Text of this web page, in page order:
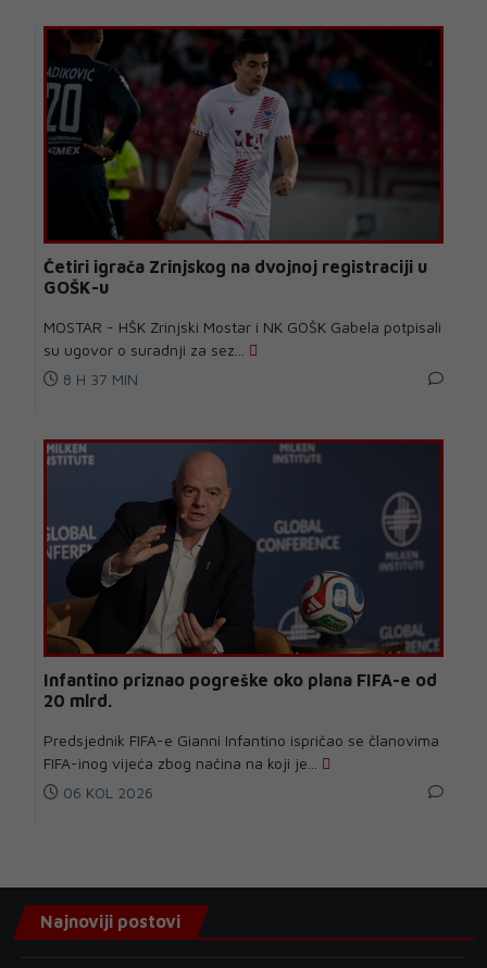
Četiri igrača Zrinjskog na dvojnoj registraciji u
GOŠK-u
MOSTAR - HŠK Zrinjski Mostar i NK GOŠK Gabela potpisali
su ugovor o suradnji za sez...
8 H 37 MIN
Infantino priznao pogreške oko plana FIFA-e od
20 mlrd.
Predsjednik FIFA-e Gianni Infantino ispričao se članovima
FIFA-inog vijeća zbog načina na koji je...
06 KOL 2026
Najnoviji postovi